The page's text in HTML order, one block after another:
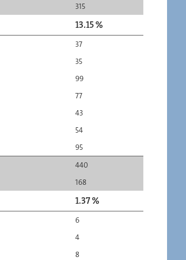
315
13.15 %
440
168
37
35
99
77
43
54
95
1.37 %
6
4
8